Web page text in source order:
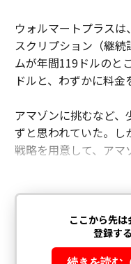
ウォルマートプラス
スクリプション（継
ムが年間119ドルのと
ドルと、わずかに料金
アマゾンに挑むなど
ずと思われていた。
戦略を用意して、アマ